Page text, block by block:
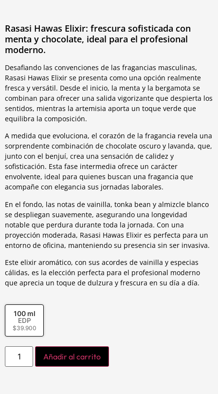
Rasasi Hawas Elixir: frescura sofisticada con
menta y chocolate, ideal para el profesional
moderno.
Desafiando las convenciones de las fragancias masculinas,
Rasasi Hawas Elixir se presenta como una opción realmente
fresca y versátil. Desde el inicio, la menta y la bergamota se
combinan para ofrecer una salida vigorizante que despierta los
sentidos, mientras la artemisia aporta un toque verde que
equilibra la composición.
A medida que evoluciona, el corazón de la fragancia revela una
sorprendente combinación de chocolate oscuro y lavanda, que,
junto con el benjuí, crea una sensación de calidez y
sofisticación. Esta fase intermedia ofrece un carácter
envolvente, ideal para quienes buscan una fragancia que
acompañe con elegancia sus jornadas laborales.
En el fondo, las notas de vainilla, tonka bean y almizcle blanco
se despliegan suavemente, asegurando una longevidad
notable que perdura durante toda la jornada. Con una
proyección moderada, Rasasi Hawas Elixir es perfecta para un
entorno de oficina, manteniendo su presencia sin ser invasiva.
Este elixir aromático, con sus acordes de vainilla y especias
cálidas, es la elección perfecta para el profesional moderno
que aprecia un toque de dulzura y frescura en su día a día.
100 ml
EDP
$39.900
Añadir al carrito